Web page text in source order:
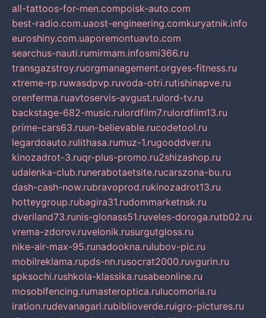
all-tattoos-for-men.compoisk-auto.com
best-radio.com.uaost-engineering.comkuryatnik.info
euroshiny.com.uaporemontuavto.com
searchus-nauti.rumirmam.infosmi366.ru
transgazstroy.ruorgmanagement.orgyes-fitness.ru
xtreme-rp.ruwasdpvp.ruvoda-otri.rutishinapve.ru
orenferma.ruavtoservis-avgust.rulord-tv.ru
backstage-682-music.rulordfilm7.rulordfilm13.ru
prime-cars63.ruun-believable.rucodetool.ru
legardoauto.rulithasa.rumuz-1.rugooddver.ru
kinozadrot-3.ruqr-plus-promo.ru2shizashop.ru
udalenka-club.runerabotaetsite.rucarszona-bu.ru
dash-cash-now.rubravoprod.rukinozadrot13.ru
hotteygroup.rubagira31.rudommarketnsk.ru
dveriland73.runis-glonass51.ruveles-doroga.rutb02.ru
vrema-zdorov.ruvelonik.rusurgutgloss.ru
nike-air-max-95.runadookna.rulubov-pic.ru
mobilreklama.rupds-nn.rusocrat2000.ruvgurin.ru
spksochi.rushkola-klassika.rusabeonline.ru
mosoblfencing.rumasteroptica.rulucomoria.ru
iration.rudevanagari.rubiblioverde.ruigro-pictures.ru